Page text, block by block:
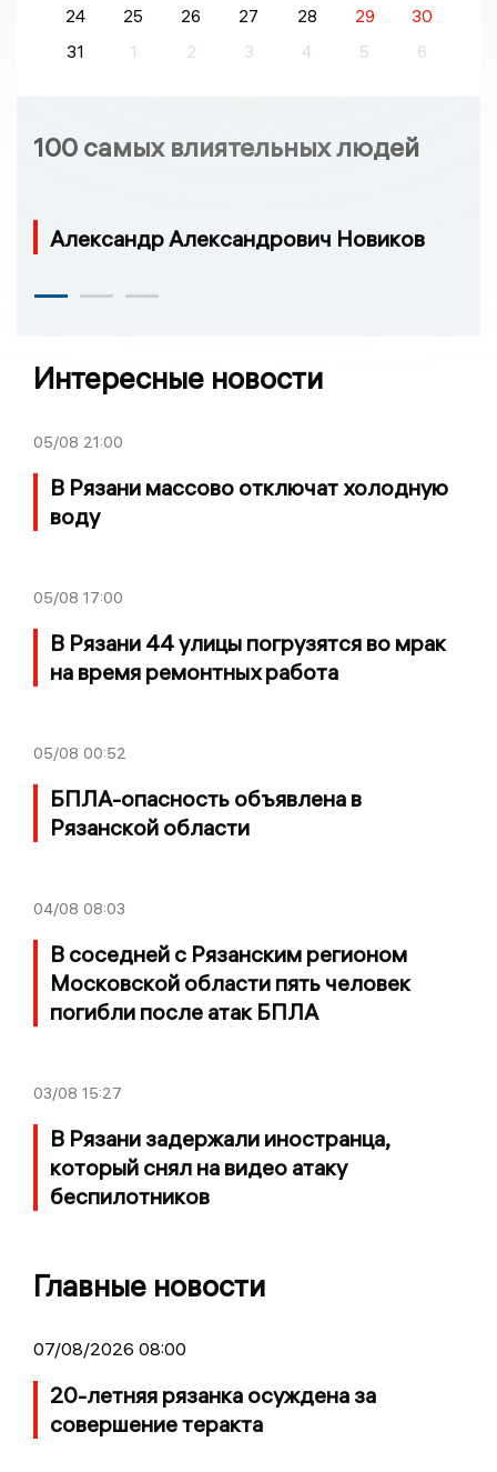
24
25 26 27 28 29
30
31
1 2 3 4 5 6
100 самых влиятельных людей
Александр Александрович Новиков
Интересные новости
05/08 21:00
В Рязани массово отключат холодную
воду
05/08 17:00
В Рязани 44 улицы погрузятся во мрак
на время ремонтных работа
05/08 00:52
БПЛА-опасность объявлена в
Рязанской области
04/08 08:03
В соседней с Рязанским регионом
Московской области пять человек
погибли после атак БПЛА
03/08 15:27
В Рязани задержали иностранца,
который снял на видео атаку
беспилотников
Главные новости
07/08/2026 08:00
20-летняя рязанка осуждена за
совершение теракта